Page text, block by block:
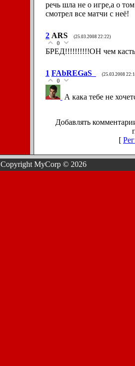
речь шла не о игре,а о
смотрел все матчи с неё!
2 ARS (25.03.2008 22:22)
0
БРЕД!!!!!!!!!!ОН чем
1 FAbREGaS_ (25.03.2008
0
А кака тебе не
Добавлять
[
Copyright MyCorp © 2026